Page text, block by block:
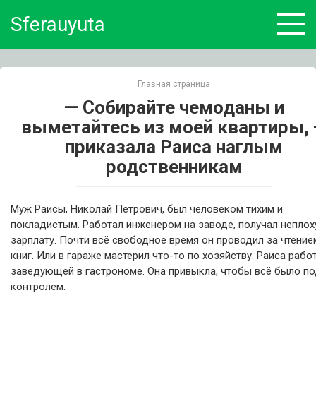
Sferauyuta
Главная страница
— Собирайте чемоданы и
выметайтесь из моей квартиры,
приказала Раиса наглым
родственникам
Муж Раисы, Николай Петрович, был человеком тихим и
покладистым. Работал инженером на заводе, получал
зарплату. Почти всё свободное время он проводил за
книг. Или в гараже мастерил что-то по хозяйству. Раиса
заведующей в гастрономе. Она привыкла, чтобы всё было
контролем.